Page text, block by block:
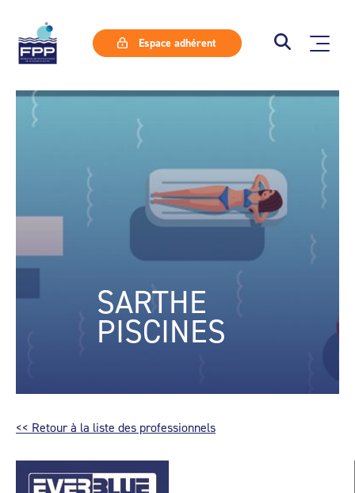
Espace adhérent
SARTHE
PISCINES
<< Retour à la liste des professionnels